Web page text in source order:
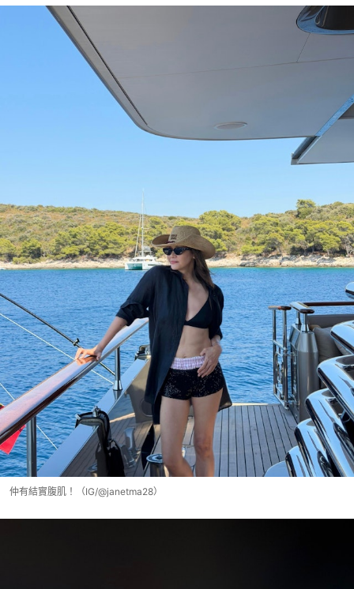
仲有結實腹肌！（IG/@janetma28）